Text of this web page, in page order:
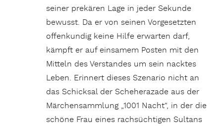
seiner prekären Lage in jeder Sekunde
bewusst. Da er von seinen Vorgesetzten
offenkundig keine Hilfe erwarten darf,
kämpft er auf einsamem Posten mit den
Mitteln des Verstandes um sein nacktes
Leben. Erinnert dieses Szenario nicht an
das Schicksal der Scheherazade aus der
Märchensammlung „1001 Nacht“, in der die
schöne Frau eines rachsüchtigen Sultans